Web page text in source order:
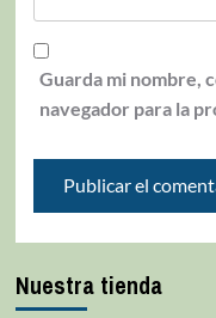
Guarda mi nombre,
navegador para la
Nuestra tienda